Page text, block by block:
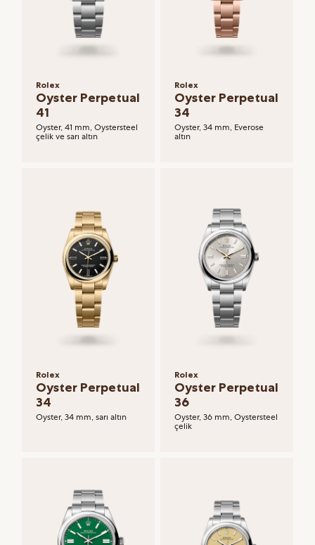
Rolex
Oyster Perpetual
41
Oyster, 41 mm, Oystersteel
çelik ve sarı altın
Rolex
Oyster Perpetual
34
Oyster, 34 mm, Everose
altın
Rolex
Oyster Perpetual
34
Oyster, 34 mm, sarı altın
Rolex
Oyster Perpetual
36
Oyster, 36 mm, Oystersteel
çelik